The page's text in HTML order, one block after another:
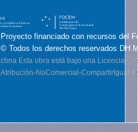
Proyecto financiado con recursos del
© Todos los derechos reservados DH
cbna Esta obra está bajo una Licencia
Atribución-NoComercial-CompartirIgual